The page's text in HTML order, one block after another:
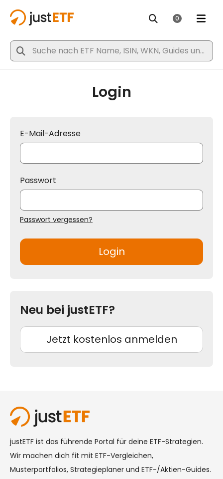
Login
E-Mail-Adresse
Passwort
Passwort vergessen?
Login
Neu bei justETF?
Jetzt kostenlos anmelden